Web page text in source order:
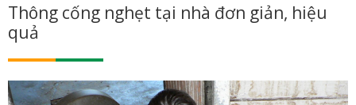
Thông cống nghẹt tại nhà đơn giản, hiệu
quả